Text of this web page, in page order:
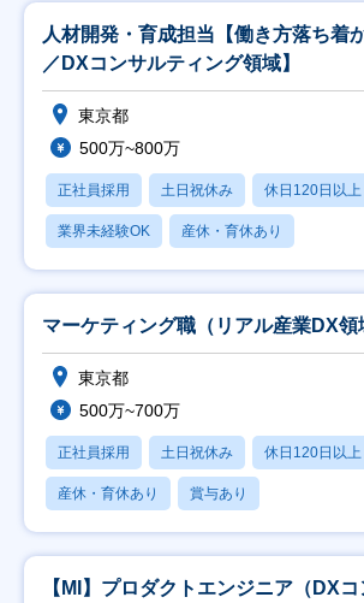
人材開発・育成担当【働き方落ち着
／DXコンサルティング領域】
東京都
500万~800万
正社員採用 土日祝休み 休日120日以上
業界未経験OK 産休・育休あり
マーケティング職（リアル産業DX領
東京都
500万~700万
正社員採用 土日祝休み 休日120日以上
産休・育休あり 賞与あり
【MI】プロダクトエンジニア（DX